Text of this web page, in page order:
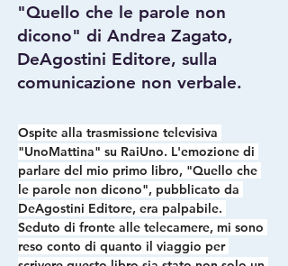
"Quello che le parole non
dicono" di Andrea Zagato,
DeAgostini Editore, sulla
comunicazione non verbale.
Ospite alla trasmissione televisiva
"UnoMattina" su RaiUno. L'emozione di
parlare del mio primo libro, "Quello che
le parole non dicono", pubblicato da
DeAgostini Editore, era palpabile.
Seduto di fronte alle telecamere, mi sono
reso conto di quanto il viaggio per